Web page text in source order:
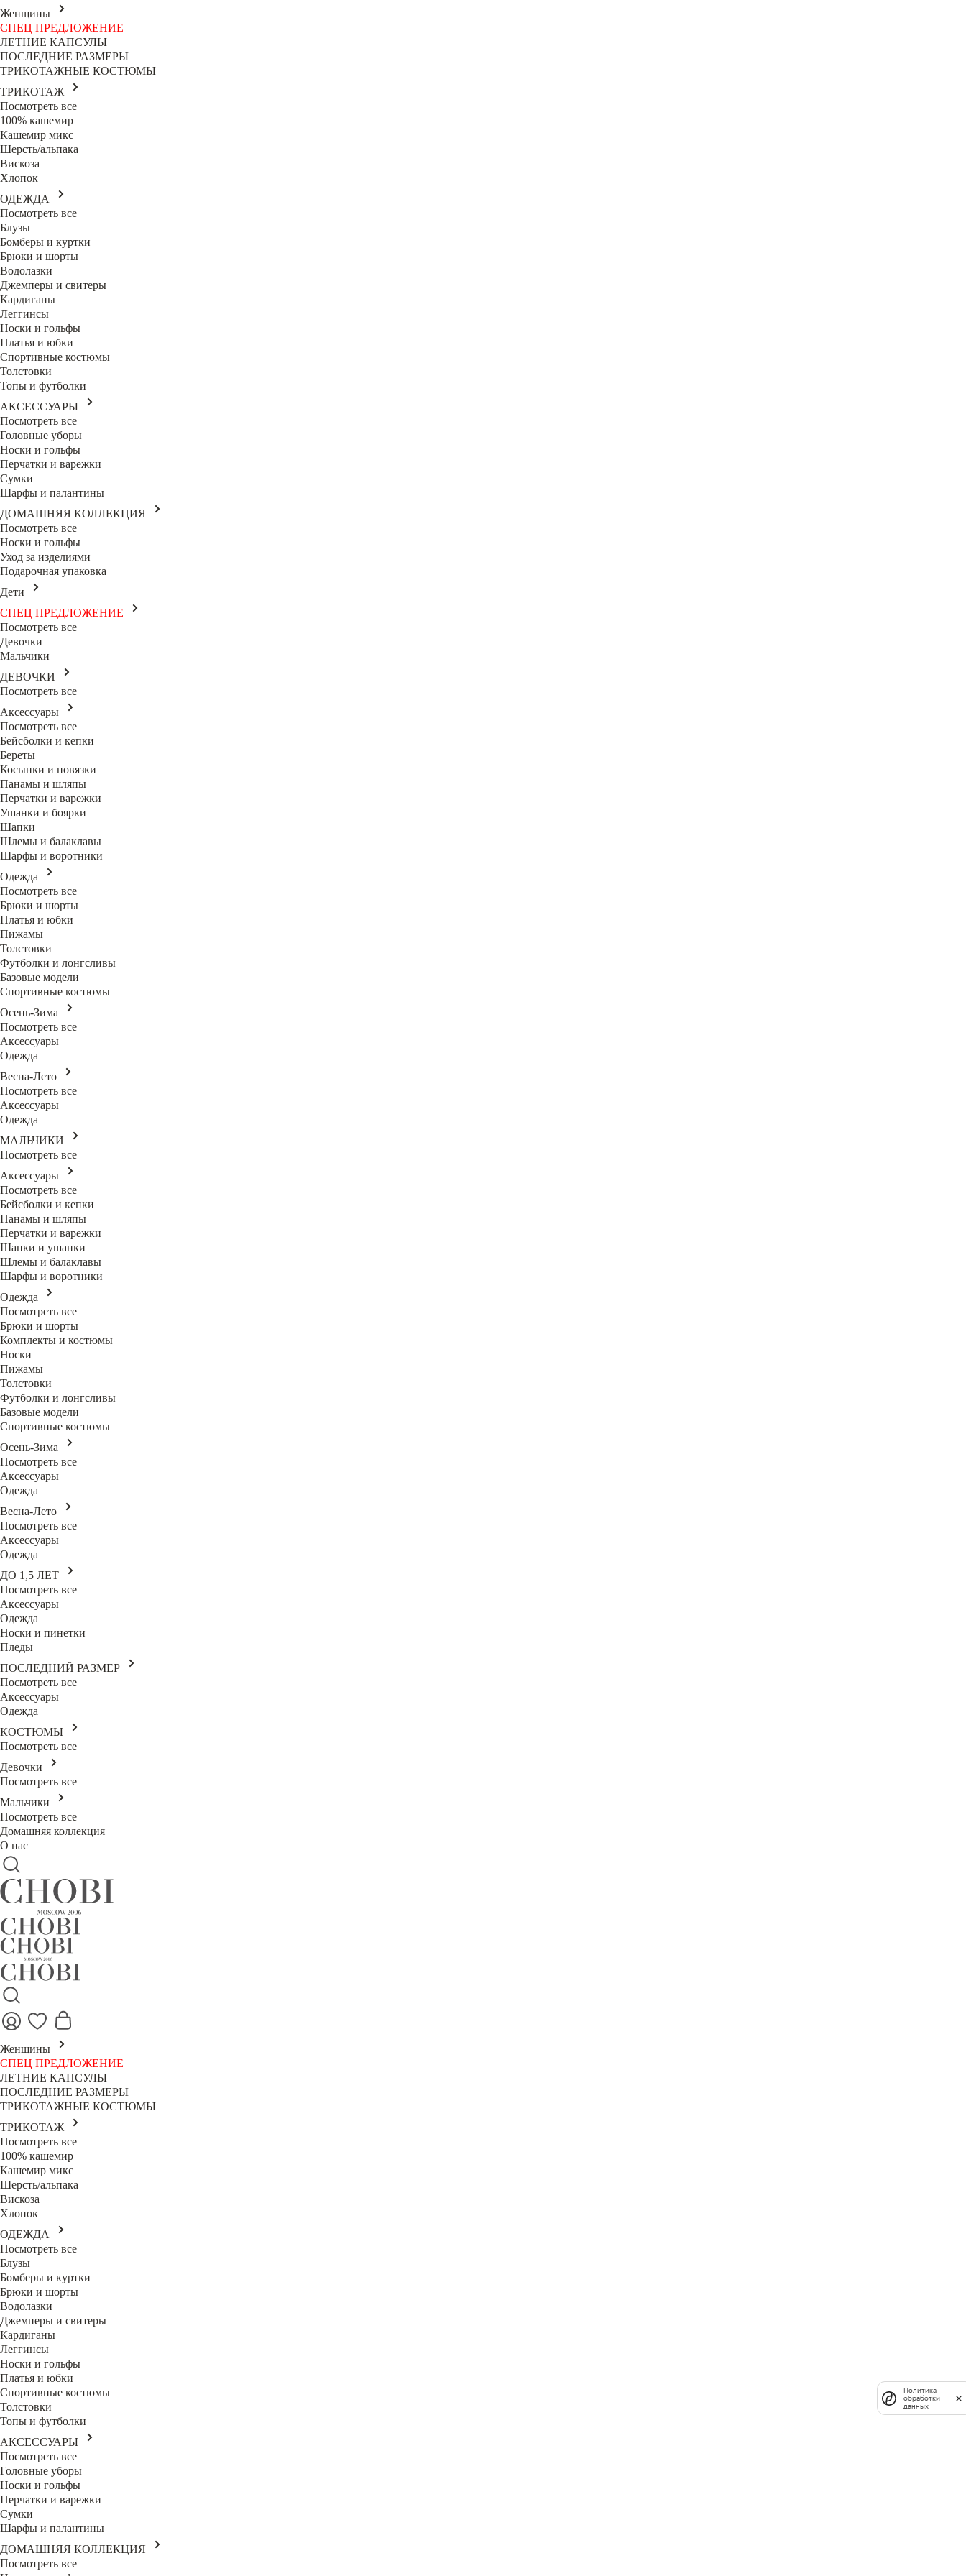
Женщины
СПЕЦ ПРЕДЛОЖЕНИЕ
ЛЕТНИЕ КАПСУЛЫ
ПОСЛЕДНИЕ РАЗМЕРЫ
ТРИКОТАЖНЫЕ КОСТЮМЫ
ТРИКОТАЖ
Посмотреть все
100% кашемир
Кашемир микс
Шерсть/альпака
Вискоза
Хлопок
ОДЕЖДА
Посмотреть все
Блузы
Бомберы и куртки
Брюки и шорты
Водолазки
Джемперы и свитеры
Кардиганы
Леггинсы
Носки и гольфы
Платья и юбки
Спортивные костюмы
Толстовки
Топы и футболки
АКСЕССУАРЫ
Посмотреть все
Головные уборы
Носки и гольфы
Перчатки и варежки
Сумки
Шарфы и палантины
ДОМАШНЯЯ КОЛЛЕКЦИЯ
Посмотреть все
Носки и гольфы
Уход за изделиями
Подарочная упаковка
Дети
СПЕЦ ПРЕДЛОЖЕНИЕ
Посмотреть все
Девочки
Мальчики
ДЕВОЧКИ
Посмотреть все
Аксессуары
Посмотреть все
Бейсболки и кепки
Береты
Косынки и повязки
Панамы и шляпы
Перчатки и варежки
Ушанки и боярки
Шапки
Шлемы и балаклавы
Шарфы и воротники
Одежда
Посмотреть все
Брюки и шорты
Платья и юбки
Пижамы
Толстовки
Футболки и лонгсливы
Базовые модели
Спортивные костюмы
Осень-Зима
Посмотреть все
Аксессуары
Одежда
Весна-Лето
Посмотреть все
Аксессуары
Одежда
МАЛЬЧИКИ
Посмотреть все
Аксессуары
Посмотреть все
Бейсболки и кепки
Панамы и шляпы
Перчатки и варежки
Шапки и ушанки
Шлемы и балаклавы
Шарфы и воротники
Одежда
Посмотреть все
Брюки и шорты
Комплекты и костюмы
Носки
Пижамы
Толстовки
Футболки и лонгсливы
Базовые модели
Спортивные костюмы
Осень-Зима
Посмотреть все
Аксессуары
Одежда
Весна-Лето
Посмотреть все
Аксессуары
Одежда
ДО 1,5 ЛЕТ
Посмотреть все
Аксессуары
Одежда
Носки и пинетки
Пледы
ПОСЛЕДНИЙ РАЗМЕР
Посмотреть все
Аксессуары
Одежда
КОСТЮМЫ
Посмотреть все
Девочки
Посмотреть все
Мальчики
Посмотреть все
Домашняя коллекция
О нас
Женщины
СПЕЦ ПРЕДЛОЖЕНИЕ
ЛЕТНИЕ КАПСУЛЫ
ПОСЛЕДНИЕ РАЗМЕРЫ
ТРИКОТАЖНЫЕ КОСТЮМЫ
ТРИКОТАЖ
Посмотреть все
100% кашемир
Кашемир микс
Шерсть/альпака
Вискоза
Хлопок
ОДЕЖДА
Посмотреть все
Блузы
Бомберы и куртки
Брюки и шорты
Водолазки
Джемперы и свитеры
Кардиганы
Леггинсы
Носки и гольфы
Платья и юбки
Спортивные костюмы
Толстовки
Топы и футболки
АКСЕССУАРЫ
Посмотреть все
Головные уборы
Носки и гольфы
Перчатки и варежки
Сумки
Шарфы и палантины
ДОМАШНЯЯ КОЛЛЕКЦИЯ
Посмотреть все
Политика
обработки
данных